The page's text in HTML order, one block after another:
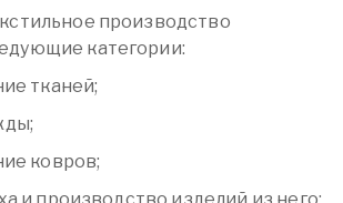
производство
категории:
тканей;
ковров;